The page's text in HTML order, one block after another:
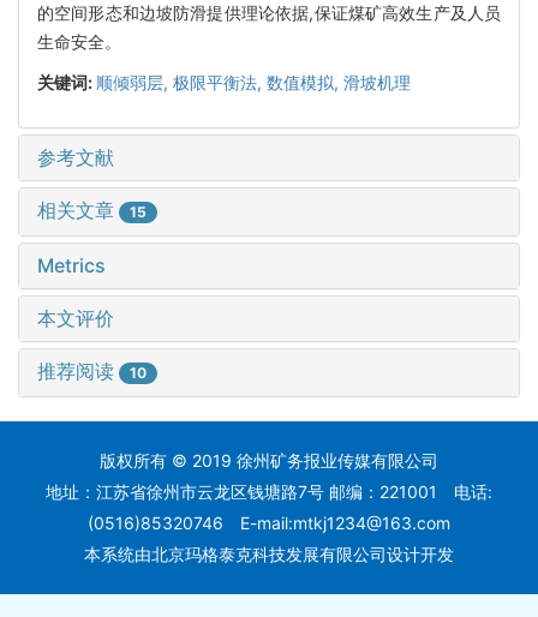
的空间形态和边坡防滑提供理论依据,保证煤矿高效生产及人员
生命安全。
关键词: 顺倾弱层, 极限平衡法, 数值模拟, 滑坡机理
参考文献
相关文章 15
Metrics
本文评价
推荐阅读 10
版权所有 © 2019 徐州矿务报业传媒有限公司
地址：江苏省徐州市云龙区钱塘路7号 邮编：221001 电话:
(0516)85320746 E-mail:mtkj1234@163.com
本系统由北京玛格泰克科技发展有限公司设计开发